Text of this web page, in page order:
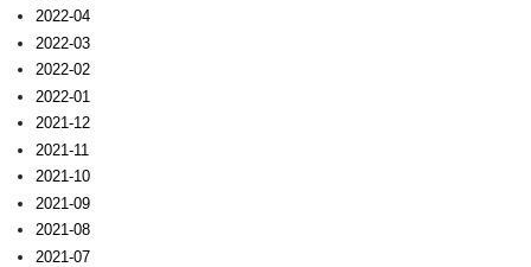
2022-04
2022-03
2022-02
2022-01
2021-12
2021-11
2021-10
2021-09
2021-08
2021-07